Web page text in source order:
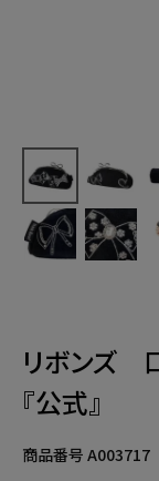
リボンズ
『公式』
商品番号 A003717